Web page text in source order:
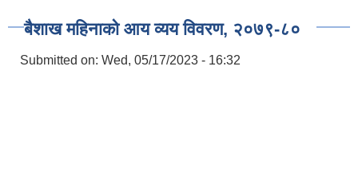
बैशाख महिनाको आय व्यय विवरण, २०७९-८०
Submitted on: Wed, 05/17/2023 - 16:32